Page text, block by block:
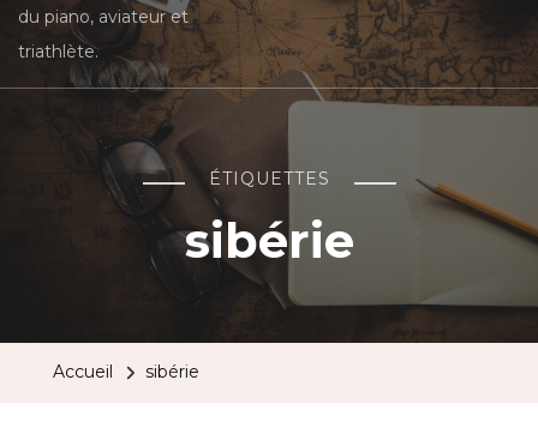
du piano, aviateur et
triathlète.
ÉTIQUETTES
sibérie
Accueil sibérie